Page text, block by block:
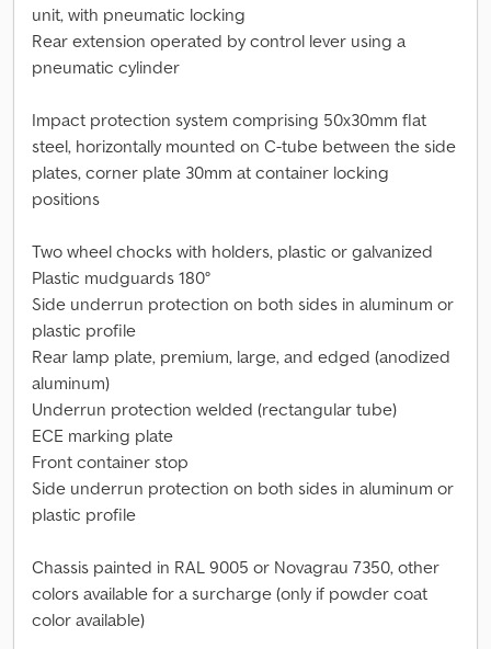
unit, with pneumatic locking
Rear extension operated by control lever using a
pneumatic cylinder
Impact protection system comprising 50x30mm flat
steel, horizontally mounted on C-tube between the side
plates, corner plate 30mm at container locking
positions
Two wheel chocks with holders, plastic or galvanized
Plastic mudguards 180°
Side underrun protection on both sides in aluminum or
plastic profile
Rear lamp plate, premium, large, and edged (anodized
aluminum)
Underrun protection welded (rectangular tube)
ECE marking plate
Front container stop
Side underrun protection on both sides in aluminum or
plastic profile
Chassis painted in RAL 9005 or Novagrau 7350, other
colors available for a surcharge (only if powder coat
color available)